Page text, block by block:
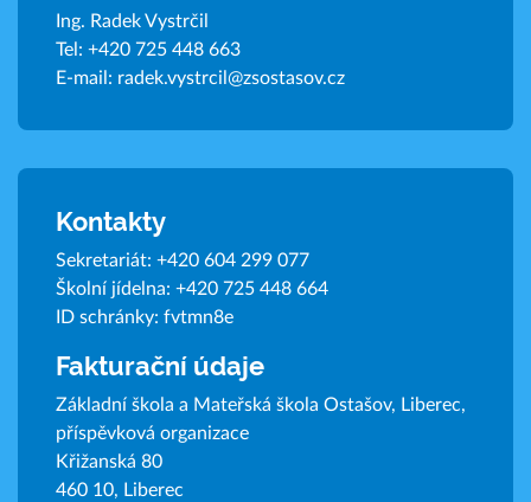
Ing. Radek Vystrčil
Tel: +420 725 448 663
E-mail: radek.vystrcil@zsostasov.cz
Kontakty
Sekretariát: +420 604 299 077
Školní jídelna: +420 725 448 664
ID schránky: fvtmn8e
Fakturační údaje
Základní škola a Mateřská škola Ostašov, Liberec,
příspěvková organizace
Křižanská 80
460 10, Liberec